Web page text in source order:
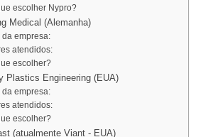
escolher Nypro?
Medical (Alemanha)
da empresa:
atendidos:
escolher?
Plastics Engineering (EUA)
da empresa:
atendidos:
escolher?
(atualmente Viant - EUA)